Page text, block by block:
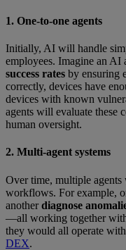
1. One-to-one agents
Initially, AI will handle
employees. Imagine an AI
success rates by ensuring
correctly, devices have
devices with known
agents will evaluate these
human oversight.
2. Multi-agent systems
Over time, multiple
workflows. For example,
anotherdiagnose
—all working together
they would all operate
DEX.